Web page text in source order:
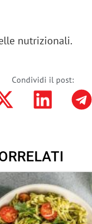
nutrizionali.
Condividi il post: